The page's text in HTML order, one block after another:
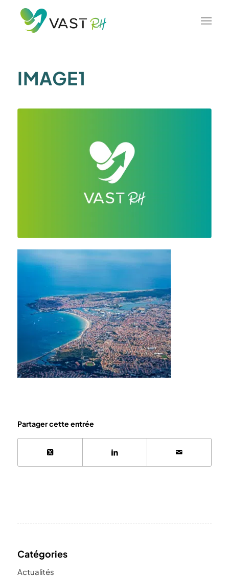
IMAGE1
Partager cette entrée
Catégories
Actualités